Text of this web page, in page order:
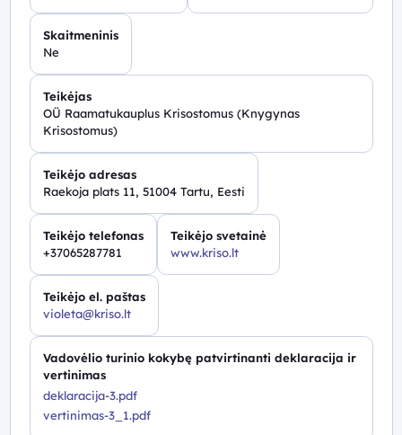
Skaitmeninis
Ne
Teikėjas
OÜ Raamatukauplus Krisostomus (Knygynas
Krisostomus)
Teikėjo adresas
Raekoja plats 11, 51004 Tartu, Eesti
Teikėjo telefonas
+37065287781
Teikėjo svetainė
www.kriso.lt
Teikėjo el. paštas
violeta@kriso.lt
Vadovėlio turinio kokybę patvirtinanti deklaracija ir
vertinimas
deklaracija-3.pdf
vertinimas-3_1.pdf